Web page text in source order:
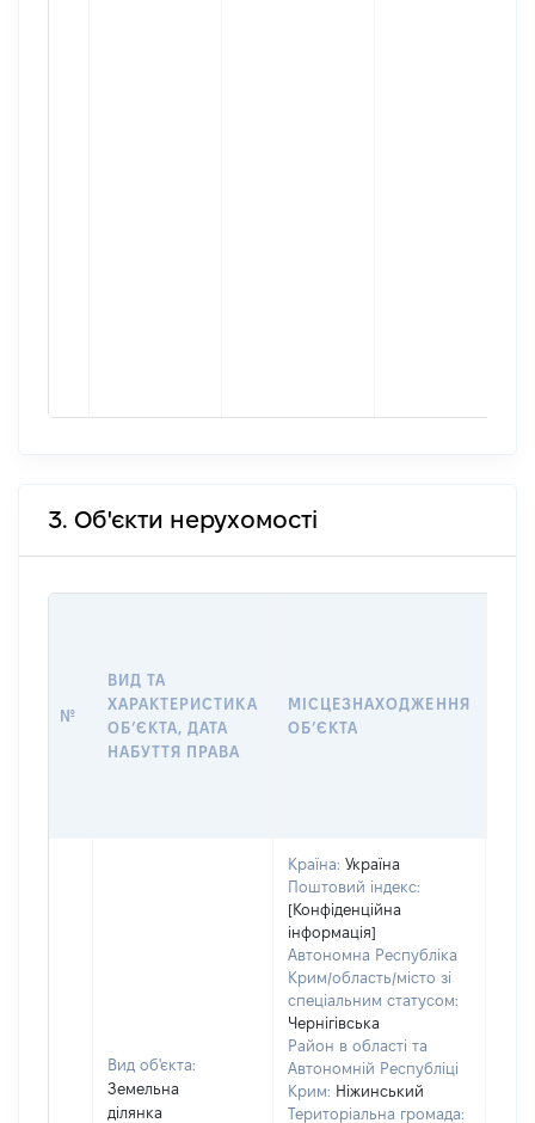
3. Об'єкти нерухомості
№
ВИД ТА
ХАРАКТЕРИСТИКА
ОБʼЄКТА, ДАТА
НАБУТТЯ ПРАВА
МІСЦЕЗНАХОДЖЕННЯ
ОБʼЄКТА
Вид об'єкта:
Земельна
ділянка
Країна: Україна
Поштовий індекс:
[Конфіденційна
інформація]
Автономна Республіка
Крим/область/місто зі
спеціальним статусом:
Чернігівська
Район в області та
Автономній Республіці
Крим: Ніжинський
Територіальна громада: